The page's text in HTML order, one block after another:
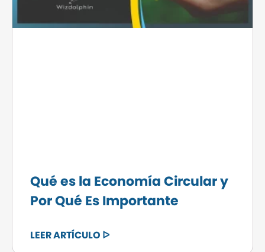
Qué es la Economía Circular y
Por Qué Es Importante
LEER ARTÍCULO ᐅ